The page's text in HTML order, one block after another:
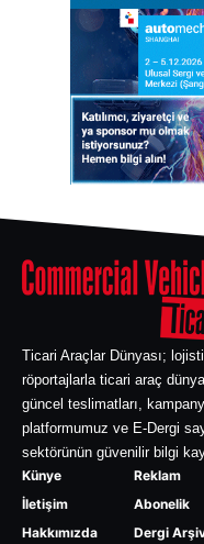
Ticari Araçlar Dünyası;
röportajlarla ticari araç
güncel teslimatları,
platformumuz ve E-Dergi
sektörünün güvenilir bilgi
Künye
İletişim
Hakkımızda
Reklam
Abonelik
Dergi